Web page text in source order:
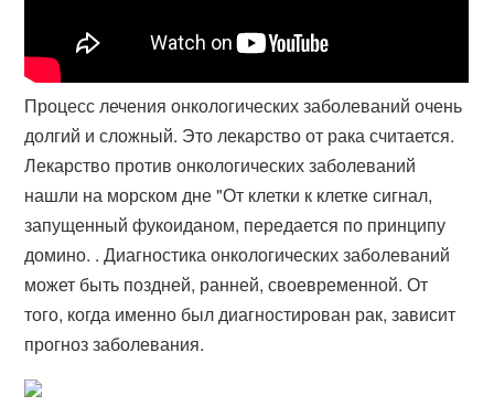
Процесс лечения онкологических заболеваний очень
долгий и сложный. Это лекарство от рака считается.
Лекарство против онкологических заболеваний
нашли на морском дне "От клетки к клетке сигнал,
запущенный фукоиданом, передается по принципу
домино. . Диагностика онкологических заболеваний
может быть поздней, ранней, своевременной. От
того, когда именно был диагностирован рак, зависит
прогноз заболевания.